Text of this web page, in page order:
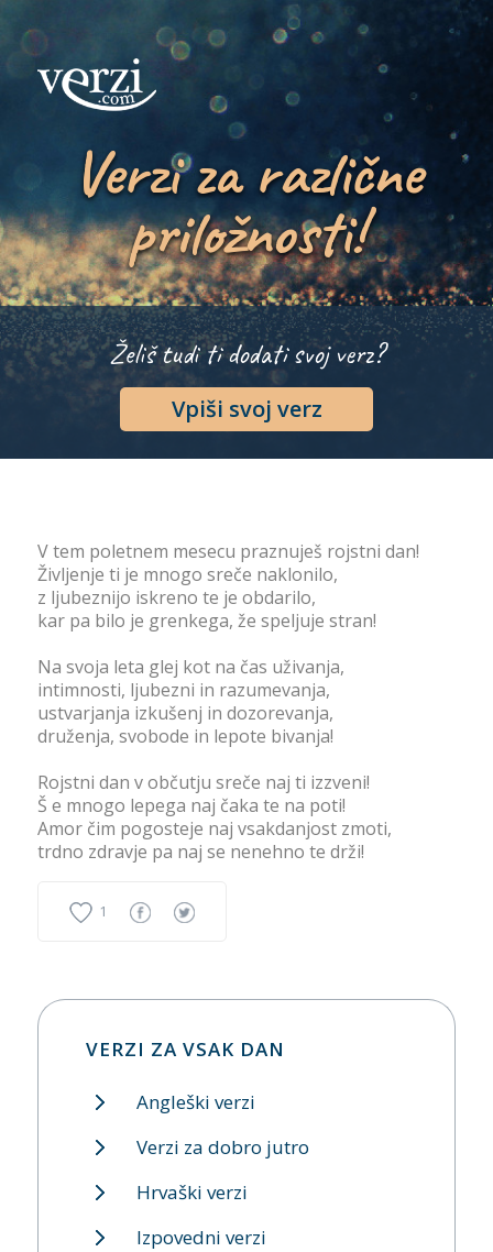
Verzi za različne
priložnosti!
Želiš tudi ti dodati svoj verz?
Vpiši svoj verz
V tem poletnem mesecu praznuješ rojstni dan!
Življenje ti je mnogo sreče naklonilo,
z ljubeznijo iskreno te je obdarilo,
kar pa bilo je grenkega, že speljuje stran!
Na svoja leta glej kot na čas uživanja,
intimnosti, ljubezni in razumevanja,
ustvarjanja izkušenj in dozorevanja,
druženja, svobode in lepote bivanja!
Rojstni dan v občutju sreče naj ti izzveni!
Š e mnogo lepega naj čaka te na poti!
Amor čim pogosteje naj vsakdanjost zmoti,
trdno zdravje pa naj se nenehno te drži!
1
VERZI ZA VSAK DAN
Angleški verzi
Verzi za dobro jutro
Hrvaški verzi
Izpovedni verzi